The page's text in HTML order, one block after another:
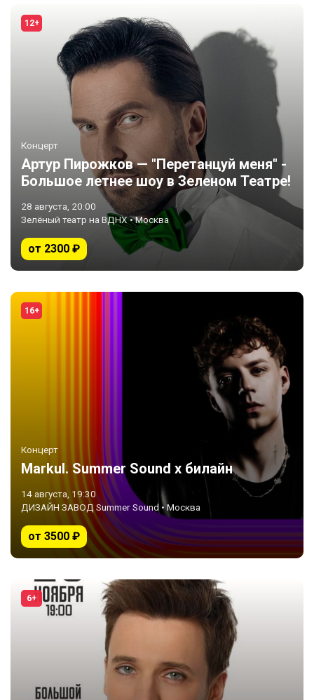
12+
Концерт
Артур Пирожков — "Перетанцуй меня" -
Большое летнее шоу в Зеленом Театре!
28 августа, 20:00
Зелёный театр на ВДНХ • Москва
от 2300 ₽
16+
Концерт
Markul. Summer Sound х билайн
14 августа, 19:30
ДИЗАЙН ЗАВОД Summer Sound • Москва
от 3500 ₽
6+